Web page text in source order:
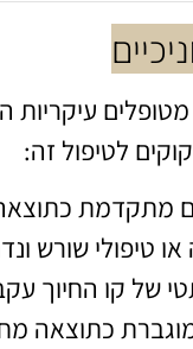
עיקריות
לטיפול זה:
מתקדמת
טיפולי שורש
של קו החיוך
כתוצאה